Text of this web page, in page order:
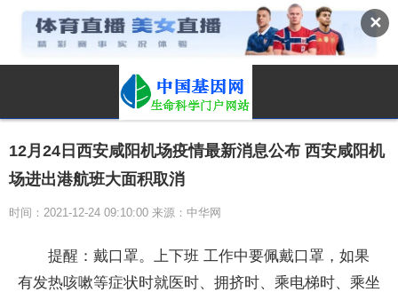
✕
12月24日西安咸阳机场疫情最新消息公布 西安咸阳机
场进出港航班大面积取消
时间：2021-12-24 09:10:00 来源：中华网
提醒：戴口罩。上下班 工作中要佩戴口罩，如果
有发热咳嗽等症状时就医时、拥挤时、乘电梯时、乘坐